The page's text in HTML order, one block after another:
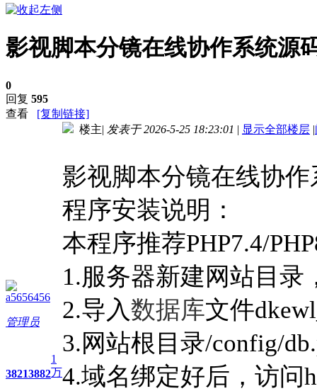
影视脚本分镜在线协作系统源
0
回复 595
查看
[复制链接]
a5656456
管理员
38213882
1
万
楼主| 发表于 2026-5-25 18:23:01 | 显示全部楼层 |
影视脚本分镜在线协
程序安装说明：
本程序推荐PHP7.4/
1.服务器新建网站目录
2.导入数据库文件
3.网站根目录/config/
4.域名绑定好后，访问